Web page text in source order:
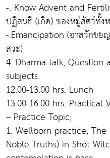
-. Know Advent and
ปฏิสนธิ (เกิด) ของหมู่สัตว์ทั้ง
-.Emancipation (อาสวักข
สวะ)
4. Dharma talk, Question
subjects.
12.00-13.00 hrs. Lunch
13.00-16.00 hrs. Practical
– Practice Topic;
1. Wellborn practice,
Noble Truths) in Shot